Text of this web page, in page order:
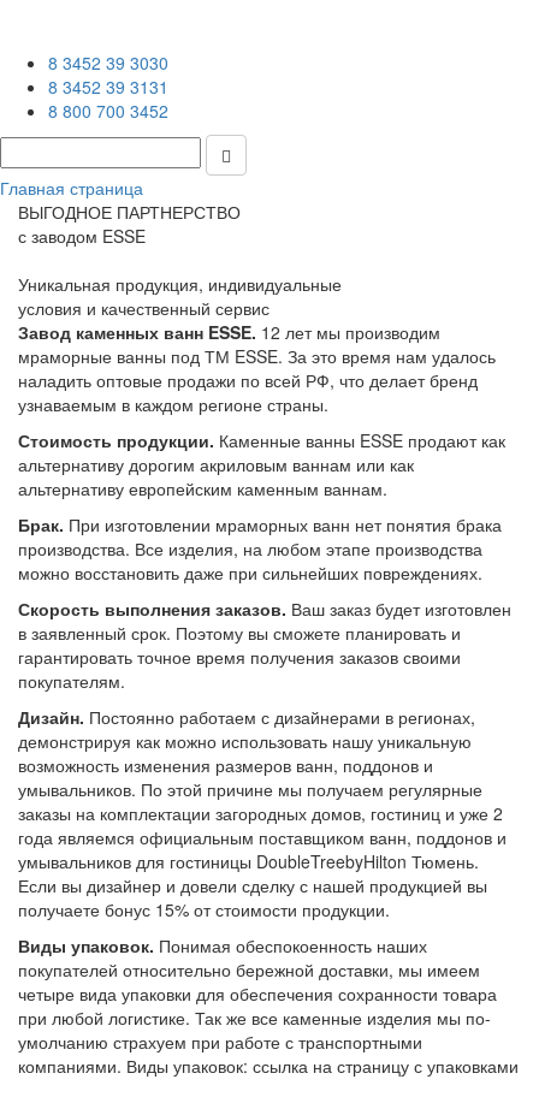
8 3452 39 3030
8 3452 39 3131
8 800 700 3452
Главная страница
ВЫГОДНОЕ ПАРТНЕРСТВО
с заводом ESSE
Уникальная продукция, индивидуальные
условия и качественный сервис
Завод каменных ванн ESSE. 12 лет мы производим
мраморные ванны под ТМ ESSE. За это время нам удалось
наладить оптовые продажи по всей РФ, что делает бренд
узнаваемым в каждом регионе страны.
Стоимость продукции. Каменные ванны ESSE продают как
альтернативу дорогим акриловым ваннам или как
альтернативу европейским каменным ваннам.
Брак. При изготовлении мраморных ванн нет понятия брака
производства. Все изделия, на любом этапе производства
можно восстановить даже при сильнейших повреждениях.
Скорость выполнения заказов. Ваш заказ будет изготовлен
в заявленный срок. Поэтому вы сможете планировать и
гарантировать точное время получения заказов своими
покупателям.
Дизайн. Постоянно работаем с дизайнерами в регионах,
демонстрируя как можно использовать нашу уникальную
возможность изменения размеров ванн, поддонов и
умывальников. По этой причине мы получаем регулярные
заказы на комплектации загородных домов, гостиниц и уже 2
года являемся официальным поставщиком ванн, поддонов и
умывальников для гостиницы DoubleTreebyHilton Тюмень.
Если вы дизайнер и довели сделку с нашей продукцией вы
получаете бонус 15% от стоимости продукции.
Виды упаковок. Понимая обеспокоенность наших
покупателей относительно бережной доставки, мы имеем
четыре вида упаковки для обеспечения сохранности товара
при любой логистике. Так же все каменные изделия мы по-
умолчанию страхуем при работе с транспортными
компаниями. Виды упаковок: ссылка на страницу с упаковками